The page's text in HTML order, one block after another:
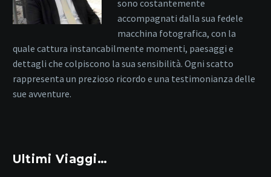
sono costantemente
accompagnati dalla sua fedele
macchina fotografica, con la
quale cattura instancabilmente momenti, paesaggi e
dettagli che colpiscono la sua sensibilità. Ogni scatto
rappresenta un prezioso ricordo e una testimonianza delle
sue avventure.
Ultimi Viaggi…